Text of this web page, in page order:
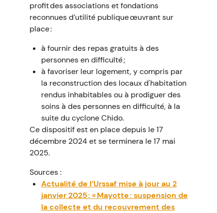
profit des associations et fondations
reconnues d’utilité publique œuvrant sur
place :
à fournir des repas gratuits à des
personnes en difficulté ;
à favoriser leur logement, y compris par
la reconstruction des locaux d'habitation
rendus inhabitables ou à prodiguer des
soins à des personnes en difficulté, à la
suite du cyclone Chido.
Ce dispositif est en place depuis le 17
décembre 2024 et se terminera le 17 mai
2025.
Sources :
Actualité de l’Urssaf mise à jour au 2
janvier 2025 : « Mayotte : suspension de
la collecte et du recouvrement des